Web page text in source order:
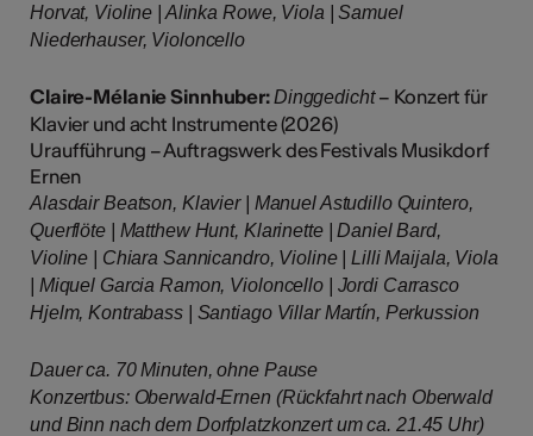
Horvat, Violine | Alinka Rowe, Viola | Samuel
Niederhauser, Violoncello
Claire-Mélanie Sinnhuber:Dinggedicht– Konzert für
Klavier und acht Instrumente (2026)
Uraufführung – Auftragswerk des Festivals Musikdorf
Ernen
Alasdair Beatson, Klavier | Manuel Astudillo Quintero,
Querflöte | Matthew Hunt, Klarinette | Daniel Bard,
Violine | Chiara Sannicandro, Violine | Lilli Maijala, Viola
| Miquel Garcia Ramon, Violoncello | Jordi Carrasco
Hjelm, Kontrabass | Santiago Villar Martín, Perkussion
Dauer ca. 70 Minuten, ohne Pause
Konzertbus: Oberwald-Ernen (Rückfahrt nach Oberwald
und Binn nach dem Dorfplatzkonzert um ca. 21.45 Uhr)